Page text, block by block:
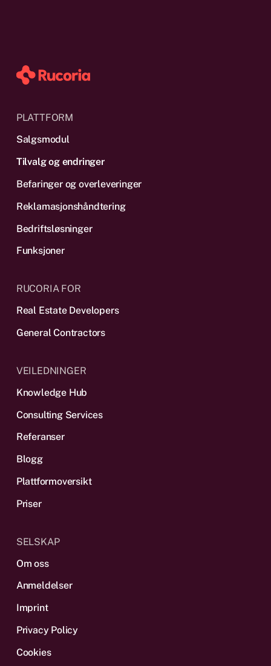
PLATTFORM
Salgsmodul
Tilvalg og endringer
Befaringer og overleveringer
Reklamas­jonshåndtering
Bedriftsløsninger
Funksjoner
RUCORIA FOR
Real Estate Developers
General Contractors
VEILEDNINGER
Knowledge Hub
Consulting Services
Referanser
Blogg
Plattform­oversikt
Priser
SELSKAP
Om oss
Anmeldelser
Imprint
Privacy Policy
Cookies